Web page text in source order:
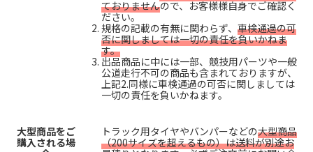
ておりませんので、お客様様自身でご確認く
ださい。
規格の記載の有無に関わらず、 車検通過の可
否に関しましては一切の責任を負いかねま
す。
出品商品に中には一部、競技用パーツや一般
公道走行不可の商品も含まれておりますが、
上記2.同様に車検通過の可否に関しましては
一切の責任を負いかねます。
大型商品をご
購入される場
トラック用タイヤやバンパーなどの大型商品
（200サイズを超えるもの）は送料が別途お